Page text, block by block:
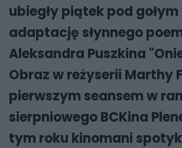
ubiegły piątek pod
adaptację słynnego
Aleksandra Puszkina
Obraz w reżyserii Marthy
pierwszym seansem w
sierpniowego BCKina
tym roku kinomani